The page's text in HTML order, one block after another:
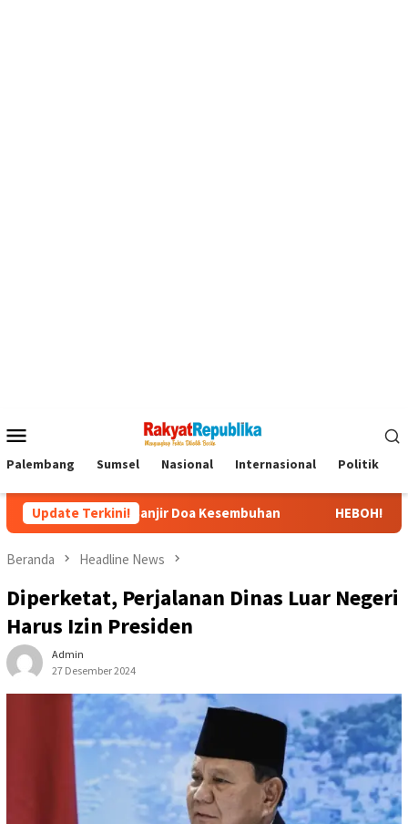
Mobile
Palembang Sumsel Nasional Internasional Politik
Update Terkini!
Doa Kesembuhan HEBOH! Video Viral
Beranda Headline News
Diperketat, Perjalanan Dinas Luar Negeri
Harus Izin Presiden
Admin
27 Desember 2024